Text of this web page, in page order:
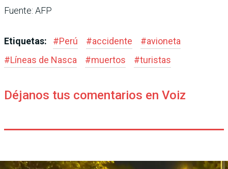
Fuente: AFP
Etiquetas: #Perú #accidente #avioneta
#Líneas de Nasca #muertos #turistas
Déjanos tus comentarios en Voiz